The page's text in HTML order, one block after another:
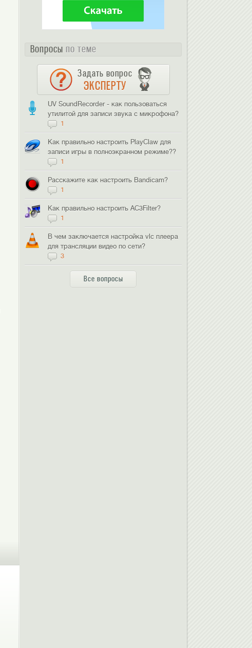
Вопросы по теме
Задать вопрос
ЭКСПЕРТУ
UV SoundRecorder - как пользоваться
утилитой для записи звука с микрофона?
1
Как правильно настроить PlayClaw для
записи игры в полноэкранном режиме??
1
Расскажите как настроить Bandicam?
1
Как правильно настроить AC3Filter?
1
В чем заключается настройка vlc плеера
для трансляции видео по сети?
3
Все вопросы